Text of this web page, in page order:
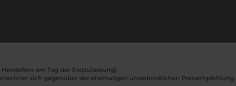
am Tag der Erstzulassung).
sich gegenüber der ehemaligen unverbindlichen Preisempfehlung